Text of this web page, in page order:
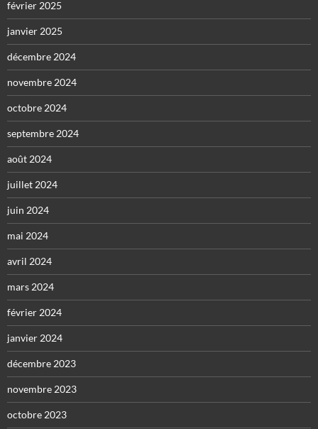
février 2025
janvier 2025
décembre 2024
novembre 2024
octobre 2024
septembre 2024
août 2024
juillet 2024
juin 2024
mai 2024
avril 2024
mars 2024
février 2024
janvier 2024
décembre 2023
novembre 2023
octobre 2023